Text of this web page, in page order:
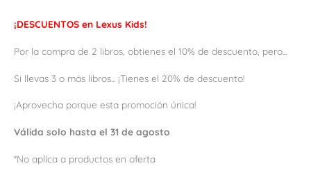
¡DESCUENTOS en Lexus Kids!
Por la compra de 2 libros, obtienes el 10% de descuento, pero...
Si llevas 3 o más libros... ¡Tienes el 20% de descuento!
¡Aprovecha porque esta promoción única!
Válida solo hasta el 31 de agosto
*No aplica a productos en oferta